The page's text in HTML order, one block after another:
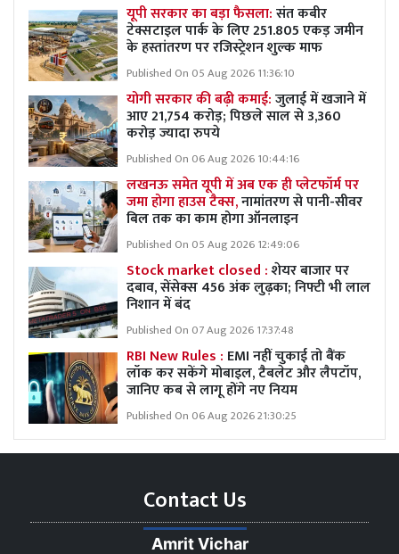
यूपी सरकार का बड़ा फैसला:संत कबीर
टेक्सटाइल पार्क के लिए 251.805 एकड़ जमीन
के हस्तांतरण पर रजिस्ट्रेशन शुल्क माफ
Published On 05 Aug 2026 11:36:10
योगी सरकार की बढ़ी कमाई:जुलाई में खजाने में
आए 21,754 करोड़; पिछले साल से 3,360
करोड़ ज्यादा रुपये
Published On 06 Aug 2026 10:44:16
लखनऊ समेत यूपी में अब एक ही प्लेटफॉर्म पर
जमा होगा हाउस टैक्स,नामांतरण से पानी-सीवर
बिल तक का काम होगा ऑनलाइन
Published On 05 Aug 2026 12:49:06
Stock market closed :शेयर बाजार पर
दबाव, सेंसेक्स 456 अंक लुढ़का; निफ्टी भी लाल
निशान में बंद
Published On 07 Aug 2026 17:37:48
RBI New Rules : EMI नहीं चुकाई तो बैंक
लॉक कर सकेंगे मोबाइल, टैबलेट और लैपटॉप,
जानिए कब से लागू होंगे नए नियम
Published On 06 Aug 2026 21:30:25
Contact Us
Amrit Vichar